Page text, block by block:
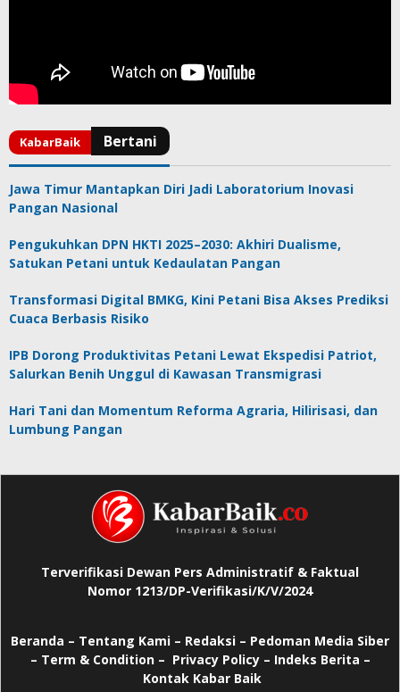
Jawa Timur Mantapkan Diri Jadi Laboratorium Inovasi
Pangan Nasional
Pengukuhkan DPN HKTI 2025–2030: Akhiri Dualisme,
Satukan Petani untuk Kedaulatan Pangan
Transformasi Digital BMKG, Kini Petani Bisa Akses Prediksi
Cuaca Berbasis Risiko
IPB Dorong Produktivitas Petani Lewat Ekspedisi Patriot,
Salurkan Benih Unggul di Kawasan Transmigrasi
Hari Tani dan Momentum Reforma Agraria, Hilirisasi, dan
Lumbung Pangan
Terverifikasi Dewan Pers Administratif & Faktual
Nomor 1213/DP-Verifikasi/K/V/2024
Beranda – Tentang Kami – Redaksi – Pedoman Media Siber
– Term & Condition – Privacy Policy– Indeks Berita –
Kontak Kabar Baik